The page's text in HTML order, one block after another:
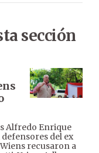
sección
Alfredo Enrique
del ex
recusaron a